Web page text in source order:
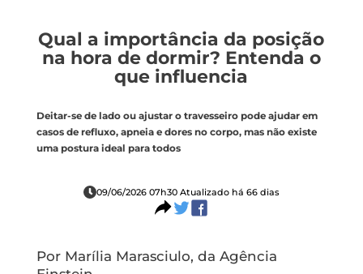
Qual a importância da posição
na hora de dormir? Entenda o
que influencia
Deitar-se de lado ou ajustar o travesseiro pode ajudar em
casos de refluxo, apneia e dores no corpo, mas não existe
uma postura ideal para todos
09/06/2026 07h30 Atualizado há 66 dias
Por Marília Marasciulo, da Agência